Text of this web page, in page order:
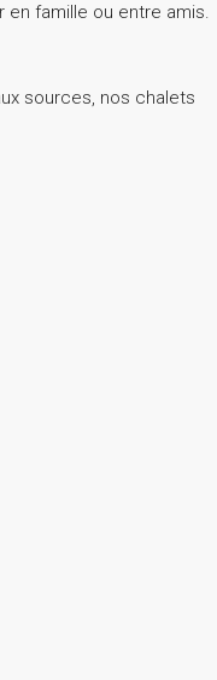
en famille ou entre amis.
sources, nos chalets